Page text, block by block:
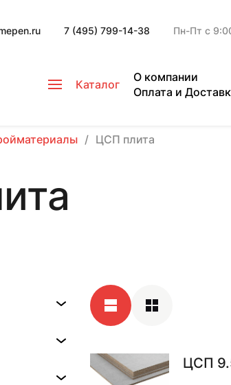
7 (495) 799-14-38 Пн-Пт с
Каталог
О компании
Оплата и
ЦСП плита
ЦСП